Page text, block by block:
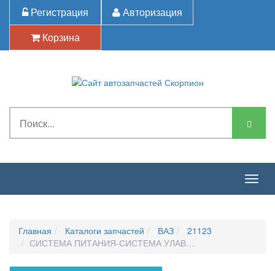
Регистрация
Авторизация
Корзина
Главная Каталоги запчастей ВАЗ
21123
СИСТЕМА ПИТАНИЯ-СИСТЕМА УЛАВЛИВАНИЯ ПАРОВ